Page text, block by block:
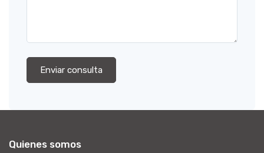
Enviar consulta
Quienes somos